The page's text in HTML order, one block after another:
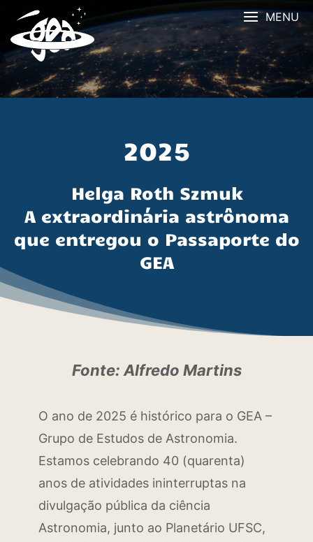
content
MENU
2025
Helga Roth Szmuk
A extraordinária astrônoma
que entregou o Passaporte do
GEA
Fonte: Alfredo Martins
O ano de 2025 é histórico para o GEA –
Grupo de Estudos de Astronomia.
Estamos celebrando 40 (quarenta)
anos de atividades ininterruptas na
divulgação pública da ciência
Astronomia, junto ao Planetário UFSC,